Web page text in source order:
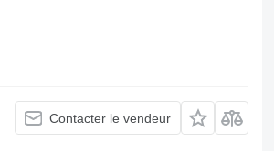
Contacter le vendeur